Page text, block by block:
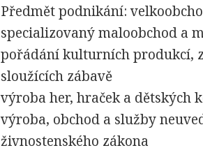
Předmět podnikání:
specializovaný maloobchod a
pořádání kulturních produkcí,
sloužících zábavě
výroba her, hraček a dětských
výroba, obchod a služby
živnostenského zákona